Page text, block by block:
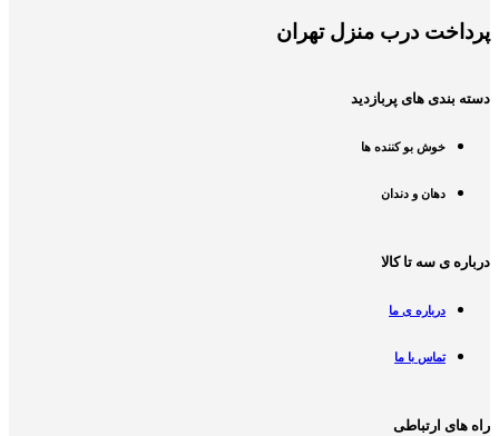
پرداخت درب منزل تهران
دسته بندی های پربازدید
خوش بو کننده ها
دهان و دندان
درباره ی سه تا کالا
درباره ی ما
تماس با ما
راه های ارتباطی